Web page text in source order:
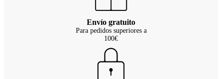
Envío gratuito
Para pedidos superiores a
100€